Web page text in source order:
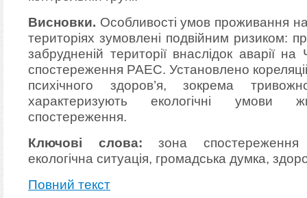
Висновки. Особливості умов проживання
територіях зумовлені подвійним ризиком:
забрудненій території внаслідок аварії
спостереження РАЕС. Установлено
психічного здоров’я, зокрема
характеризують екологічні умови
спостереження.
Ключові слова: зона спостереження
екологічна ситуація, громадська думка,
Повний текст